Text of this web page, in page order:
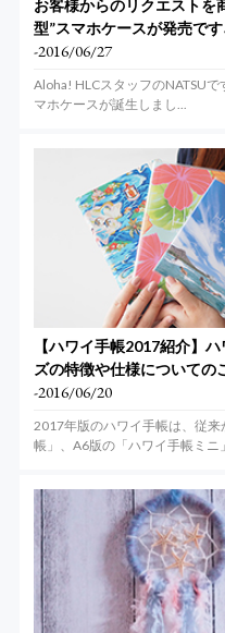
お客様からのリクエストを
型”スマホケースが発売で
-2016/06/27
Aloha! HLCスタッフのNATSU
マホケースが誕生しまし...
【ハワイ手帳2017紹介】
ズの特徴や仕様についての
-2016/06/20
2017年版のハワイ手帳は、従
帳」、A6版の「ハワイ手帳ミニ